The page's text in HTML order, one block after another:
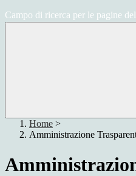
Campo di ricerca per le pagine
Home >
Amministrazione